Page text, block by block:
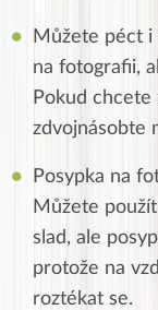
Můžete péct i
na fotografii,
Pokud
zdvojnásobte
Posypka na
Můžete
slad, ale
protože na
roztékat se.